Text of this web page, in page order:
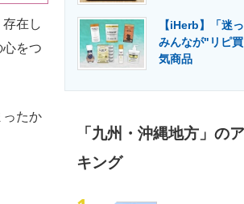
在し
をつ
たか
【iHerb】「迷
みんなが"リピ
気商品
「九州・沖縄地方」の
キング